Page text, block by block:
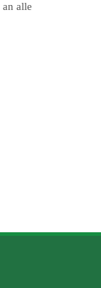
an alle